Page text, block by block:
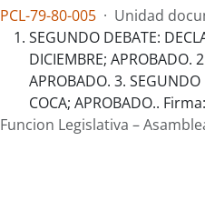
PCL-79-80-005 · Unidad
SEGUNDO DEBATE:
DICIEMBRE; APROBADO.
APROBADO. 3. SEGUNDO
COCA; APROBADO..
Funcion Legislativa –